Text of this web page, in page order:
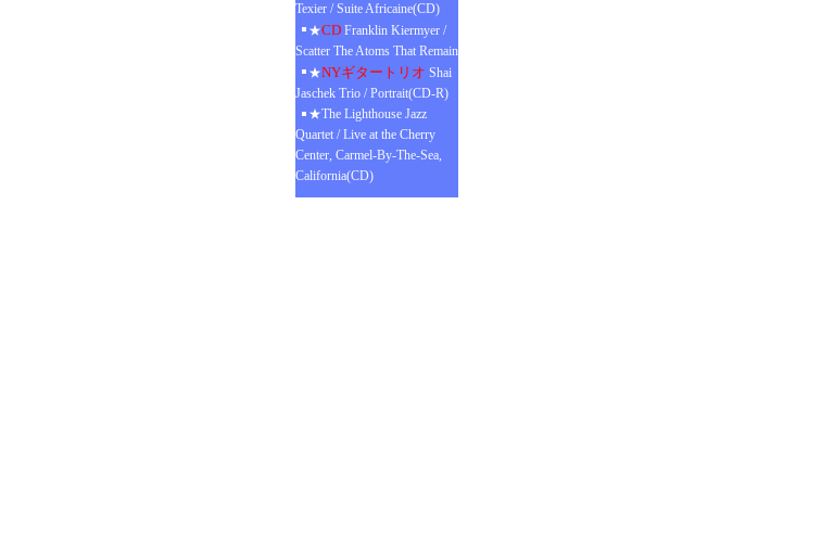
Texier / Suite Africaine(CD)
★CD Franklin Kiermyer /
Scatter The Atoms That Remain
★NYギタートリオ Shai
Jaschek Trio / Portrait(CD-R)
★The Lighthouse Jazz
Quartet / Live at the Cherry
Center, Carmel-By-The-Sea,
California(CD)